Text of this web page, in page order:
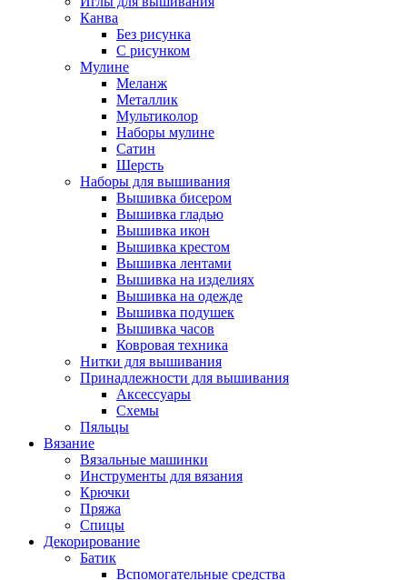
Канва
Без рисунка
С рисунком
Мулине
Меланж
Металлик
Мультиколор
Наборы мулине
Сатин
Шерсть
Наборы для вышивания
Вышивка бисером
Вышивка гладью
Вышивка икон
Вышивка крестом
Вышивка лентами
Вышивка на изделиях
Вышивка на одежде
Вышивка подушек
Вышивка часов
Ковровая техника
Нитки для вышивания
Принадлежности для вышивания
Аксессуары
Схемы
Пяльцы
Вязание
Вязальные машинки
Инструменты для вязания
Крючки
Пряжа
Спицы
Декорирование
Батик
Вспомогательные средства